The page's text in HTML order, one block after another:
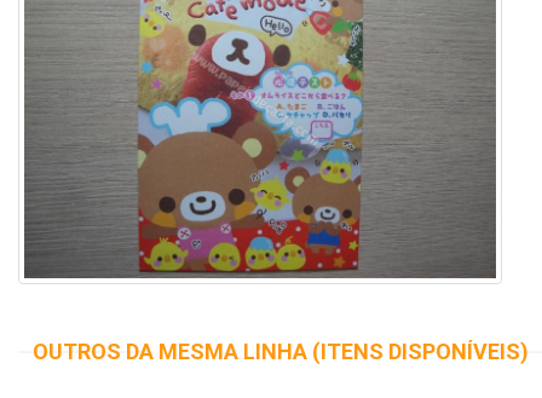
OUTROS DA MESMA LINHA (ITENS DISPONÍVEIS)